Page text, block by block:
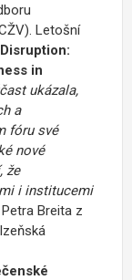
Letošní
in
ukázala,
a
fóru své
nové
že
i institucemi
Breita z